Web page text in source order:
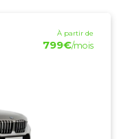
À partir de
799€/mois